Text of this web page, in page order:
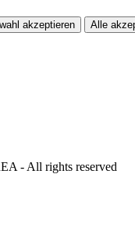
akzeptieren Alle
- All rights reserved